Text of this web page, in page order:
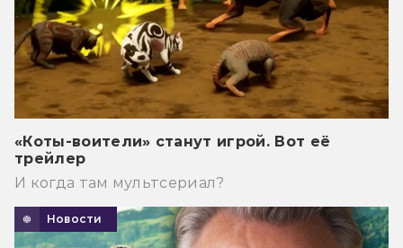
«Коты-воители» станут игрой. Вот её
трейлер
И когда там мультсериал?
Новости